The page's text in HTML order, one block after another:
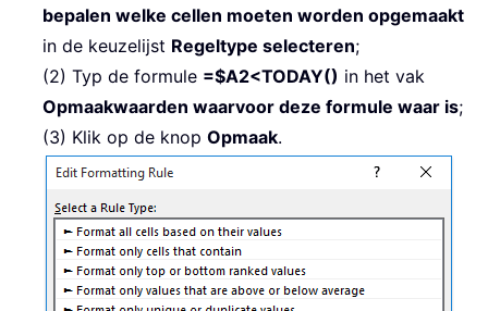
bepalen welke cellen moeten worden opgemaakt
in de keuzelijst Regeltype selecteren;
(2) Typ de formule =$A2<TODAY() in het vak
Opmaakwaarden waarvoor deze formule waar is;
(3) Klik op de knop Opmaak.